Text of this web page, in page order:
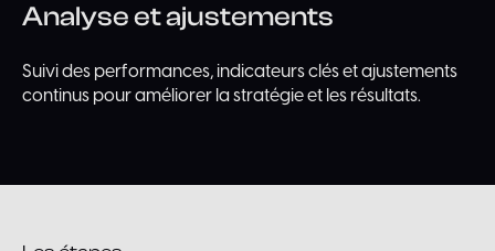
Analyse et ajustements
Suivi des performances, indicateurs clés et ajustements
continus pour améliorer la stratégie et les résultats.